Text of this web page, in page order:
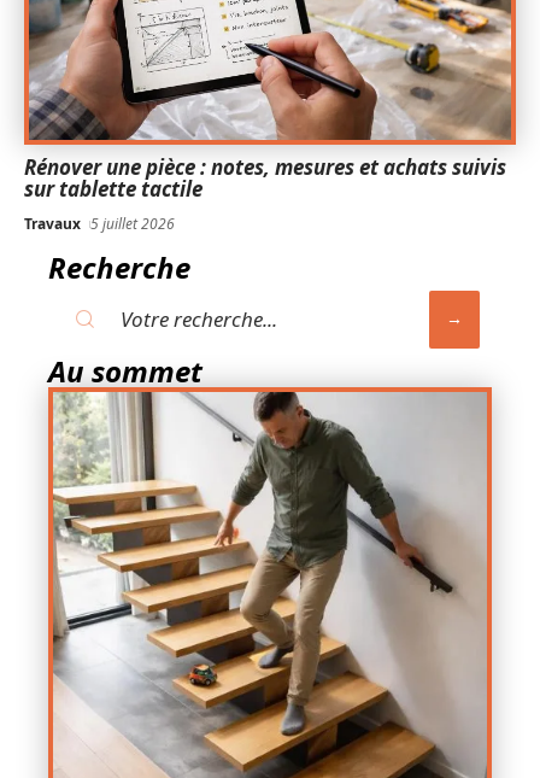
Rénover une pièce : notes, mesures et achats suivis
sur tablette tactile
Travaux 5 juillet 2026
Recherche
Au sommet